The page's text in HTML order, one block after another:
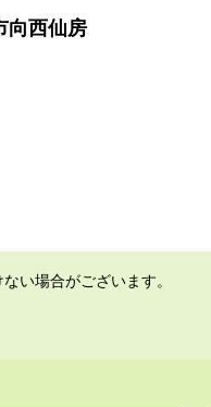
西仙房
い場合がございます。